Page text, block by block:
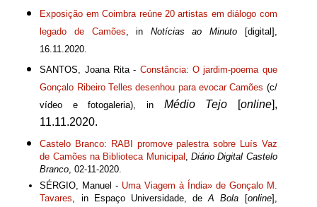
Exposição em Coimbra reúne 20 artistas em diálogo com
legado de Camões
in Notícias ao Minuto
[digital],
16.11.2020.
SANTOS, Joana Rita - Constância: O jardim-poema que
Gonçalo Ribeiro Telles desenhou para evocar Camões (c/
vídeo e fotogaleria), in Médio Tejo [online],
11.11.2020.
Castelo Branco: RABI promove palestra sobre Luís Vaz
de Camões na Biblioteca Municipal ,Diário Digital Castelo
Branco, 02-11-2020.
SÉRGIO, Manuel - Uma Viagem à Índia» de Gonçalo M.
Tavares , in Espaço Universidade, deA Bola [online],